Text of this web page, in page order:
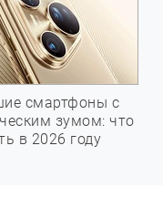
смартфоны с
зумом: что
в 2026 году